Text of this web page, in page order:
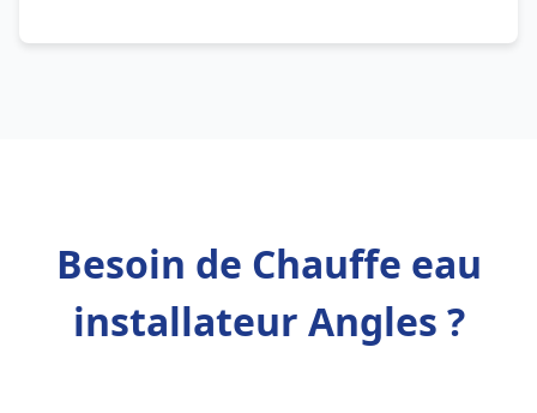
Besoin de Chauffe eau
installateur Angles ?